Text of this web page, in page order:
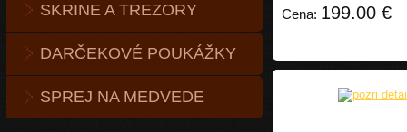
SKRINE A TREZORY
DARČEKOVÉ POUKÁŽKY
SPREJ NA MEDVEDE
Cena: 199.00 €